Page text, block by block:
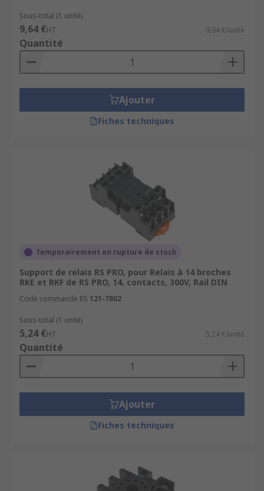
Sous-total (1 unité)
9,64 €HT 9,64 €/unité
Quantité
Ajouter
Fiches techniques
Temporairement en rupture de stock
Support de relais RS PRO, pour Relais à 14 broches
RKE et RKF de RS PRO, 14, contacts, 300V, Rail DIN
Code commande RS 121-7802
Sous-total (1 unité)
5,24 €HT 5,24 €/unité
Quantité
Ajouter
Fiches techniques